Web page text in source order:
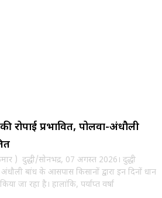
रोपाई प्रभावित, पोलवा-अंधौली
) दुद्धी/सोनभद्र, 07 अगस्त 2026। दुद्धी
बांध के आसपास किसानों द्वारा इन दिनों धान
जा रहा है। हालांकि, पर्याप्त वर्षा